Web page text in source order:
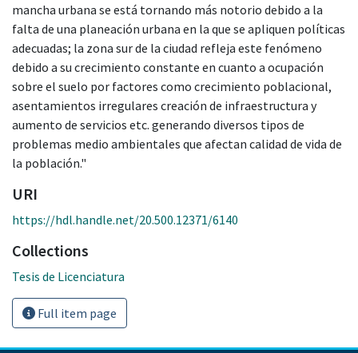
mancha urbana se está tornando más notorio debido a la
falta de una planeación urbana en la que se apliquen políticas
adecuadas; la zona sur de la ciudad refleja este fenómeno
debido a su crecimiento constante en cuanto a ocupación
sobre el suelo por factores como crecimiento poblacional,
asentamientos irregulares creación de infraestructura y
aumento de servicios etc. generando diversos tipos de
problemas medio ambientales que afectan calidad de vida de
la población."
URI
https://hdl.handle.net/20.500.12371/6140
Collections
Tesis de Licenciatura
Full item page